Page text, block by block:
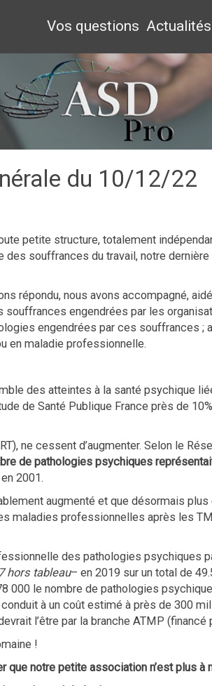
Vos questions Actualités
du 10/12/22
petite structure, totalement
souffrances du travail, notre
répondu, nous avons accompagné,
engendrées par les
engendrées par ces souffrances
en maladie professionnelle.
des atteintes à la santé psychique
de Santé Publique France près de
ne cessent d’augmenter. Selon le
de pathologies psychiques
2001.
augmenté et que désormais
maladies professionnelles après les
des pathologies psychiques
hors tableau– en 2019 sur un total de
000 le nombre de pathologies
à un coût estimé à près de 300
l’être par la branche ATMP (financé
!
que notre petite association n’est plus